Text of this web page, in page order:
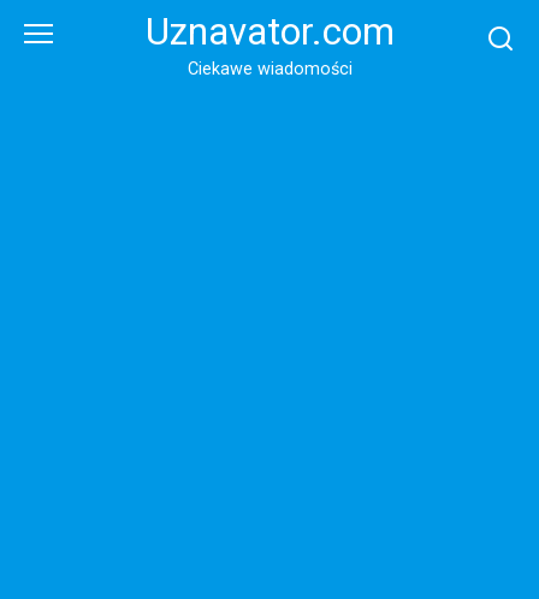
Uznavator.com
Ciekawe wiadomości